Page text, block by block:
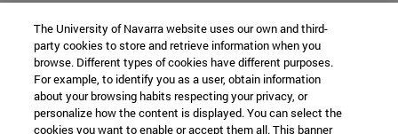
The University of Navarra website uses our own and third-
party cookies to store and retrieve information when you
browse. Different types of cookies have different purposes.
For example, to identify you as a user, obtain information
about your browsing habits respecting your privacy, or
personalize how the content is displayed. You can select the
cookies you want to enable or accept them all. This banner